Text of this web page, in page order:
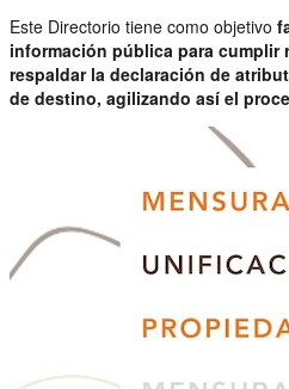
Este Directorio tiene como objetivo
información pública para cumplir
respaldar la declaración de
de destino, agilizando así el